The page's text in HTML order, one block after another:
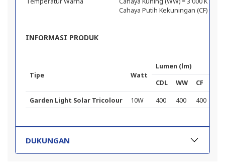
Cahaya Putih Kekuningan (CF) =
INFORMASI PRODUK
Tipe Watt
Lumen (lm)
CDL WW CF
Garden Light Solar Tricolour 10W 400 400 400
DUKUNGAN